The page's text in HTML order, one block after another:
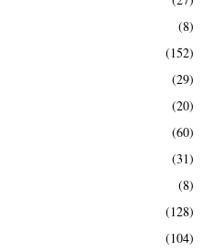
(8)
(152)
(29)
(20)
(60)
(31)
(8)
(128)
(104)